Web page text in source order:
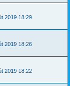
2019 18:29
2019 18:26
2019 18:22